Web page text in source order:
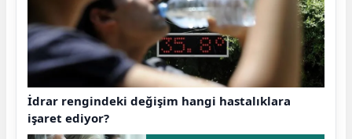
İdrar rengindeki değişim hangi hastalıklara
işaret ediyor?